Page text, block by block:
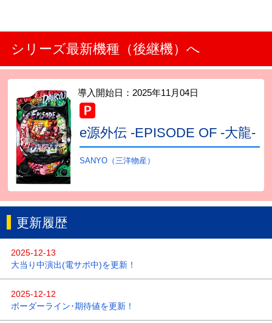
シリーズ最新機種（後継機）へ
導入開始日： 2025年11月04日
e源外伝 -EPISODE OF -大龍-
SANYO（三洋物産）
更新履歴
2025-12-13
大当り中演出(電サポ中)を更新！
2025-12-12
ボーダーライン･期待値を更新！